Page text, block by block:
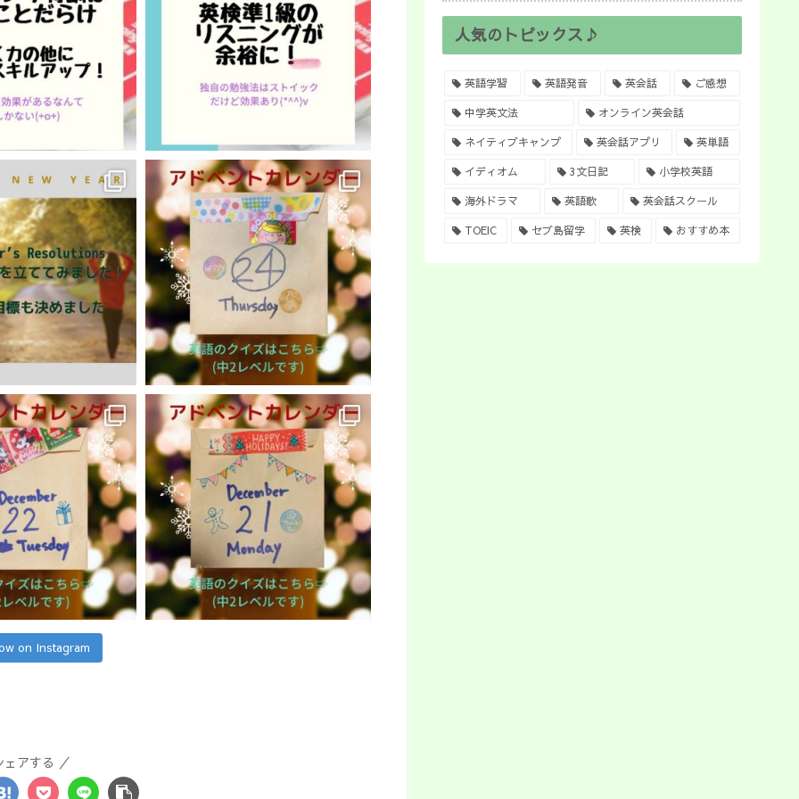
on Instagram
ェアする
人気のトピックス♪
英語学習 英語発音 英会話 ご感想
中学英文法 オンライン英会話
ネイティブキャンプ 英会話アプリ 英単語
イディオム 3文日記 小学校英語
海外ドラマ 英語歌 英会話スクール
TOEIC セブ島留学 英検 おすすめ本